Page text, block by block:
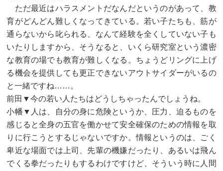
ただ最近はハラスメントだなんだというのがあって、教
育がどんどん難しくなってきている。若い子たちも、筋が
通らないから叱られる、なんて経験を全くしていない子も
いたりしますから、そうなると、いくら研究室という濃密
な教育の場でも教育が難しくなる。ちょうどリングに上げ
る機会を提供しても更正できないアウトサイダーがいるの
と一緒ですね……。
前田▼今の若い人たちはどうしちゃったんでしょうね。
小幡▼人は、自分の身に危険というか、圧力、迫るものを
感じると全身の五官を働かせて安全確保のための情報を取
りに行こうとするじゃないですか。情報というのは、ごく
卑近な場面では上司、先輩の機嫌だったり、あるいは飛ん
でくる拳だったりもするわけですけど、そういう時に人間